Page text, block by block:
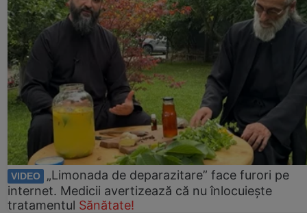
VIDEO
„Limonada de deparazitare” face furori pe
internet. Medicii avertizează că nu înlocuiește
tratamentul Sănătate!